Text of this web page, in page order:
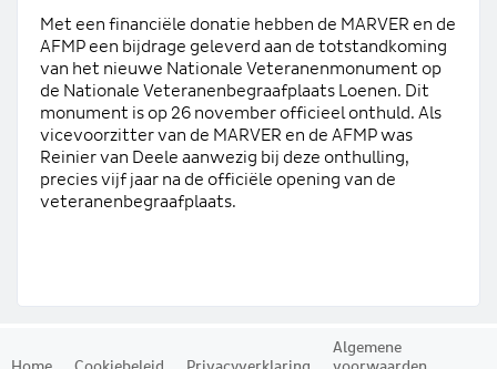
Met een financiële donatie hebben de MARVER en de
AFMP een bijdrage geleverd aan de totstandkoming
van het nieuwe Nationale Veteranenmonument op
de Nationale Veteranenbegraafplaats Loenen. Dit
monument is op 26 november officieel onthuld. Als
vicevoorzitter van de MARVER en de AFMP was
Reinier van Deele aanwezig bij deze onthulling,
precies vijf jaar na de officiële opening van de
veteranenbegraafplaats.
Algemene